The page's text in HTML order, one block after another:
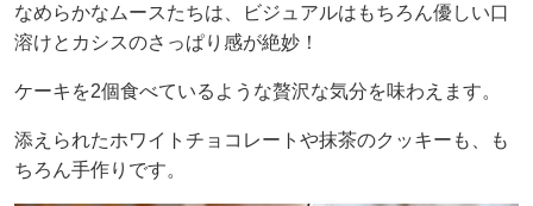
なめらかなムースたちは、ビジュアルはもちろん優しい口
溶けとカシスのさっぱり感が絶妙！
ケーキを2個食べているような贅沢な気分を味わえます。
添えられたホワイトチョコレートや抹茶のクッキーも、も
ちろん手作りです。